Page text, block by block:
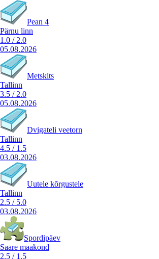
Pean 4
Pärnu linn
1.0 / 2.0
05.08.2026
Metskits
Tallinn
3.5 / 2.0
05.08.2026
Dvigateli veetorn
Tallinn
4.5 / 1.5
03.08.2026
Uutele kõrgustele
Tallinn
2.5 / 5.0
03.08.2026
Spordipäev
Saare maakond
2.5 / 1.5